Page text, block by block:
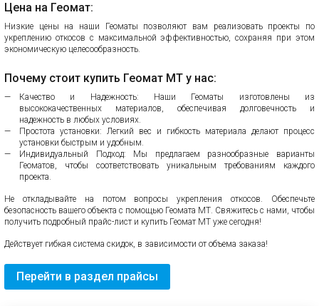
Цена на Геомат:
Низкие цены на наши Геоматы позволяют вам реализовать проекты по
укреплению откосов с максимальной эффективностью, сохраняя при этом
экономическую целесообразность.
Почему стоит купить Геомат МТ у нас:
Качество и Надежность: Наши Геоматы изготовлены из
высококачественных материалов, обеспечивая долговечность и
надежность в любых условиях.
Простота установки: Легкий вес и гибкость материала делают процесс
установки быстрым и удобным.
Индивидуальный Подход: Мы предлагаем разнообразные варианты
Геоматов, чтобы соответствовать уникальным требованиям каждого
проекта.
Не откладывайте на потом вопросы укрепления откосов. Обеспечьте
безопасность вашего объекта с помощью Геомата МТ. Свяжитесь с нами, чтобы
получить подробный прайс-лист и купить Геомат МТ уже сегодня!
Действует гибкая система скидок, в зависимости от объема заказа!
Перейти в раздел прайсы